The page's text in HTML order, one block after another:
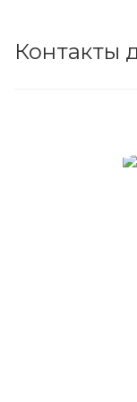
Контакты